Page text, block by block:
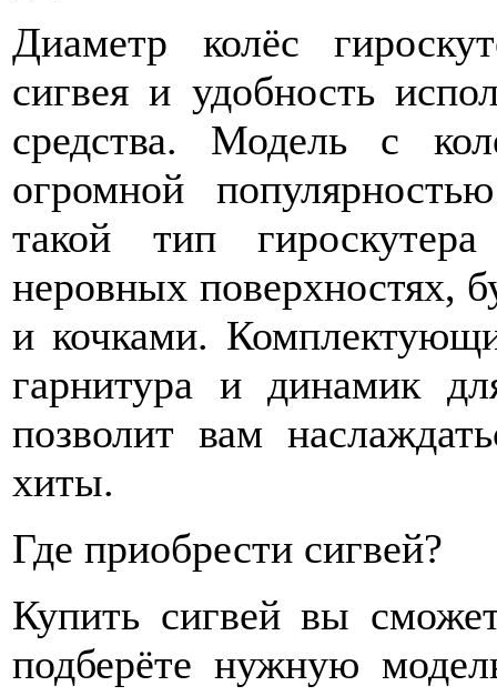
Диаметр колёс
сигвея и удобность
средства. Модель с
огромной
такой тип
неровных поверхностях,
и кочками.
гарнитура и динамик
позволит вам
хиты.
Где приобрести сигвей?
Купить сигвей вы
подберёте нужную